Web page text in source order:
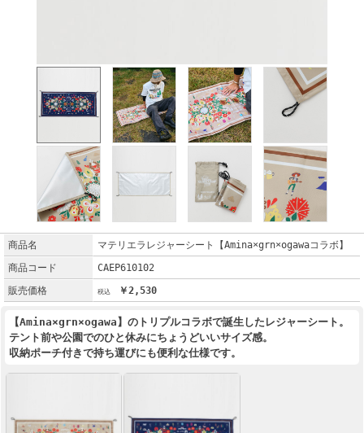
商品名
マテリエラレジャーシート【Amina×grn×ogawaコラボ】
商品コード
CAEP610102
販売価格
￥2,530
【Amina×grn×ogawa】のトリプルコラボで誕生したレジャーシート。
テント前や公園でのひと休みにちょうどいいサイズ感。
収納ポーチ付きで持ち運びにも便利な仕様です。